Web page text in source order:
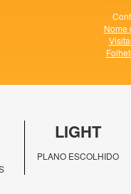
Nome
LIGHT
PLANO ESCOLHIDO